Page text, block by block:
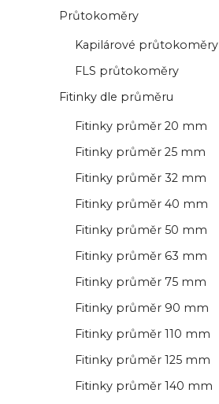
Průtokoměry
Kapilárové průtokoměry
FLS průtokoměry
Fitinky dle průměru
Fitinky průměr 20 mm
Fitinky průměr 25 mm
Fitinky průměr 32 mm
Fitinky průměr 40 mm
Fitinky průměr 50 mm
Fitinky průměr 63 mm
Fitinky průměr 75 mm
Fitinky průměr 90 mm
Fitinky průměr 110 mm
Fitinky průměr 125 mm
Fitinky průměr 140 mm